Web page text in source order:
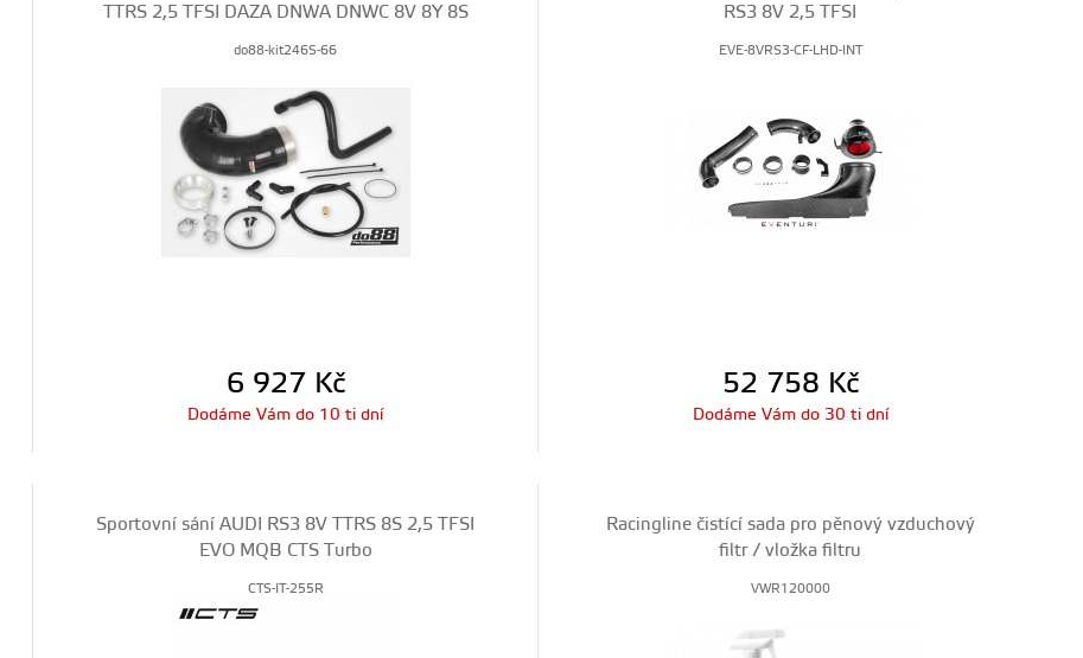
TTRS 2,5 TFSI DAZA DNWA DNWC 8V 8Y 8S
do88-kit246S-66
6 927 Kč
Dodáme Vám do 10 ti dní
RS3 8V 2,5 TFSI
EVE-8VRS3-CF-LHD-INT
52 758 Kč
Dodáme Vám do 30 ti dní
Sportovní sání AUDI RS3 8V TTRS 8S 2,5 TFSI
EVO MQB CTS Turbo
CTS-IT-255R
Racingline čistící sada pro pěnový vzduchový
filtr / vložka filtru
VWR120000